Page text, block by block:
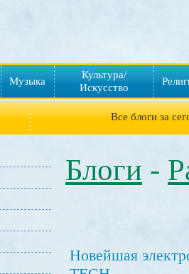
Музыка
Культура/
Искусство
Все блоги за
Блоги -
Новейшая